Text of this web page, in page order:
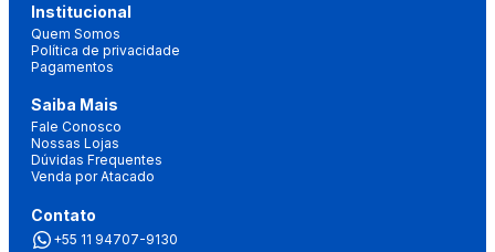
Institucional
Quem Somos
Política de privacidade
Pagamentos
Saiba Mais
Fale Conosco
Nossas Lojas
Dúvidas Frequentes
Venda por Atacado
Contato
+55 11 94707-9130